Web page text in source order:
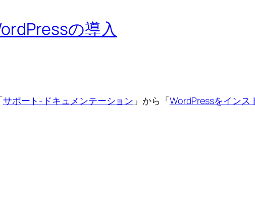
の導入
サポート-ドキュメンテーション 」から「WordPressをインス